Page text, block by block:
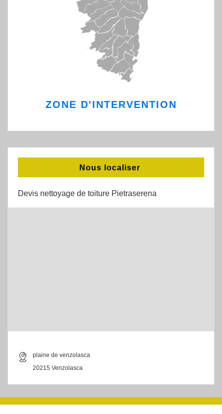
ZONE D'INTERVENTION
Nous localiser
Devis nettoyage de toiture Pietraserena
plaine de venzolasca
20215 Venzolasca